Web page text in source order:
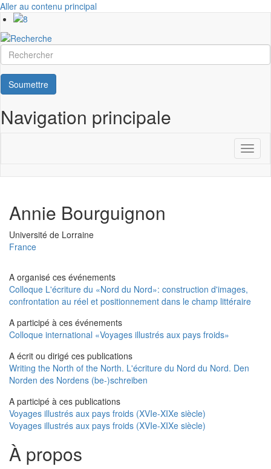
Aller au contenu principal
Rechercher
Soumettre
Navigation principale
Annie Bourguignon
Université
Université de Lorraine
France
A organisé ces événements
Colloque L'écriture du «Nord du Nord»: construction d'images,
confrontation au réel et positionnement dans le champ littéraire
A participé à ces événements
Colloque international «Voyages illustrés aux pays froids»
A écrit ou dirigé ces publications
Writing the North of the North. L'écriture du Nord du Nord. Den
Norden des Nordens (be-)schreiben
A participé à ces publications
Voyages illustrés aux pays froids (XVIe-XIXe siècle)
Voyages illustrés aux pays froids (XVIe-XIXe siècle)
À propos